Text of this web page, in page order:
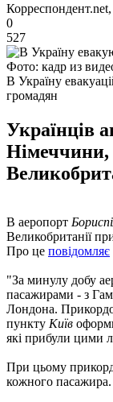
0
527
Фото: кадр из
В Україну
громадян
Українців
Німеччини,
В аеропорт
Великобританії
Про це повідомляє
"За минулу добу
пасажирами - з
Лондона.
пункту Київ
які прибули цими
При цьому
кожного пасажира.